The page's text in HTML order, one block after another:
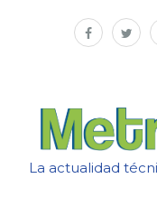
La actualidad